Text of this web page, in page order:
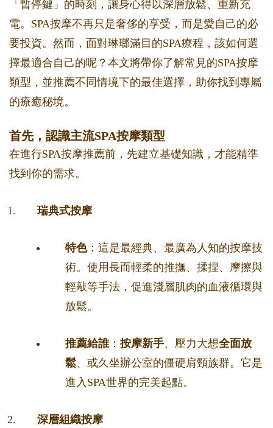
「暫停鍵」的時刻，讓身心得以深層放鬆、重新充
電。SPA按摩不再只是奢侈的享受，而是愛自己的必
要投資。然而，面對琳瑯滿目的SPA療程，該如何選
擇最適合自己的呢？本文將帶你了解常見的SPA按摩
類型，並推薦不同情境下的最佳選擇，助你找到專屬
的療癒秘境。
首先，認識主流SPA按摩類型
在進行SPA按摩推薦前，先建立基礎知識，才能精準
找到你的需求。
瑞典式按摩
特色：這是最經典、最廣為人知的按摩技
術。使用長而輕柔的推撫、揉捏、摩擦與
輕敲等手法，促進淺層肌肉的血液循環與
放鬆。
推薦給誰 ： 按摩新手、壓力大想全面放
鬆、或久坐辦公室的僵硬肩頸族群。它是
進入SPA世界的完美起點。
深層組織按摩